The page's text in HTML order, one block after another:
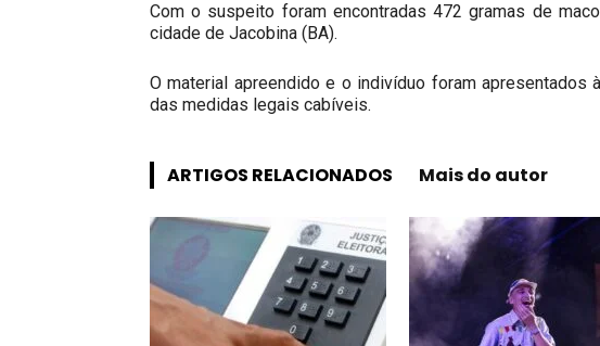
Com o suspeito foram encontradas 472 gramas de
cidade de Jacobina (BA).
O material apreendido e o indivíduo foram apresentados
das medidas legais cabíveis.
ARTIGOS RELACIONADOS Mais do autor